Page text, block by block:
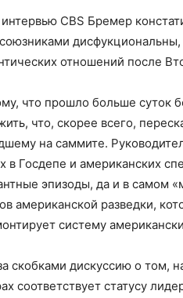
CBS Бремер
отношений после
что прошло больше суток
что, скорее всего,
на саммите.
в Госдепе и американских
эпизоды, да и в самом
американской разведки,
систему
скобками дискуссию о том,
соответствует статусу